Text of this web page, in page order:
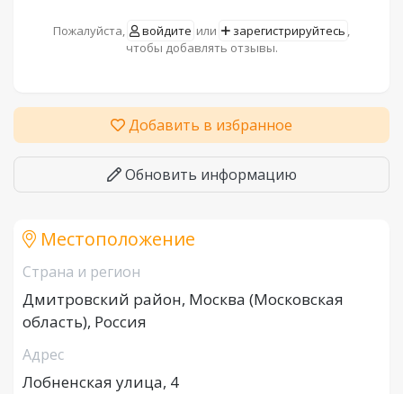
Пожалуйста, войдите или зарегистрируйтесь ,
чтобы добавлять отзывы.
Добавить в избранное
Обновить информацию
Местоположение
Страна и регион
Дмитровский район, Москва (Московская
область), Россия
Адрес
Лобненская улица, 4